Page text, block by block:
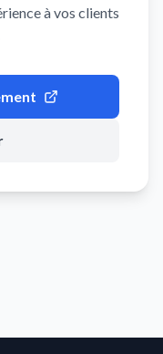
à vos clients